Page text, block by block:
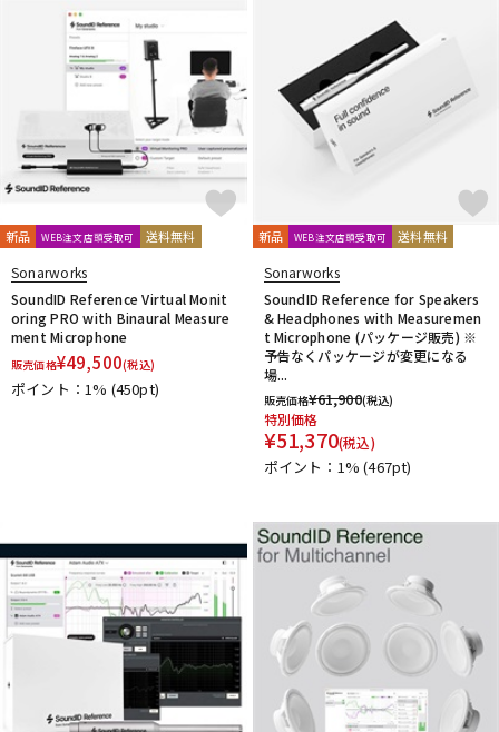
新品 WEB注文店頭受取可 送料無料
Sonarworks
SoundID Reference Virtual Monit
oring PRO with Binaural Measure
ment Microphone
販売価格¥49,500(税込)
ポイント：1% (450pt)
新品 WEB注文店頭受取可 送料無料
Sonarworks
SoundID Reference for Speakers
& Headphones with Measuremen
t Microphone (パッケージ販売) ※
予告なくパッケージが変更になる
場...
販売価格¥61,900(税込)
特別価格
¥51,370(税込)
ポイント：1%(467pt)